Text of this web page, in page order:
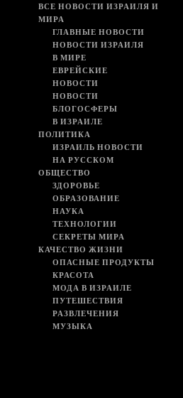
ВСЕ НОВОСТИ ИЗРАИЛЯ И
МИРА
ГЛАВНЫЕ НОВОСТИ
НОВОСТИ ИЗРАИЛЯ
В МИРЕ
ЕВРЕЙСКИЕ
НОВОСТИ
НОВОСТИ
БЛОГОСФЕРЫ
В ИЗРАИЛЕ
ПОЛИТИКА
ИЗРАИЛЬ НОВОСТИ
НА РУССКОМ
ОБЩЕСТВО
ЗДОРОВЬЕ
ОБРАЗОВАНИЕ
НАУКА
ТЕХНОЛОГИИ
СЕКРЕТЫ МИРА
КАЧЕСТВО ЖИЗНИ
ОПАСНЫЕ ПРОДУКТЫ
КРАСОТА
МОДА В ИЗРАИЛЕ
ПУТЕШЕСТВИЯ
РАЗВЛЕЧЕНИЯ
МУЗЫКА